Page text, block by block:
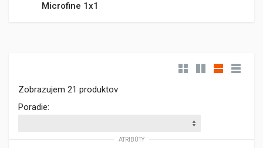
Microfine 1x1
Zobrazujem 21 produktov
Poradie:
ATRIBÚTY